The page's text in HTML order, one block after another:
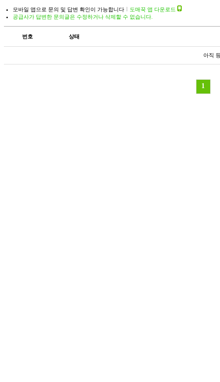
모바일 앱으로 문의 및 답변 확인이 가능합니다
도매꾹 앱 다운로드
공급사가 답변한 문의글은 수정하거나 삭제할 수 없습니다.
번호 상태
아직
1